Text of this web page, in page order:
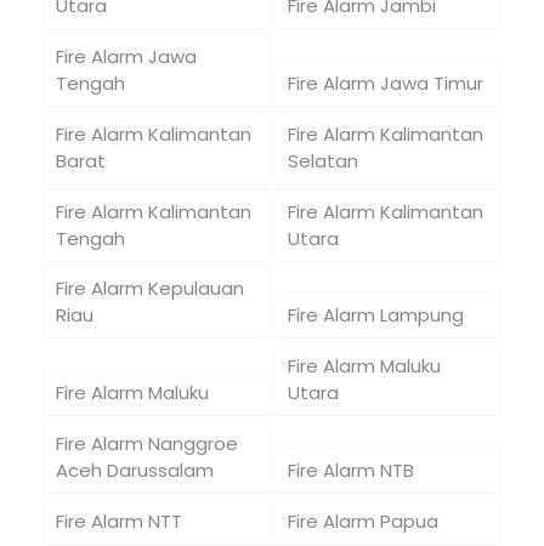
Utara
Fire Alarm Jambi
Fire Alarm Jawa
Tengah
Fire Alarm Jawa Timur
Fire Alarm Kalimantan
Barat
Fire Alarm Kalimantan
Selatan
Fire Alarm Kalimantan
Tengah
Fire Alarm Kalimantan
Utara
Fire Alarm Kepulauan
Riau
Fire Alarm Lampung
Fire Alarm Maluku
Fire Alarm Maluku
Utara
Fire Alarm Nanggroe
Aceh Darussalam
Fire Alarm NTB
Fire Alarm NTT
Fire Alarm Papua